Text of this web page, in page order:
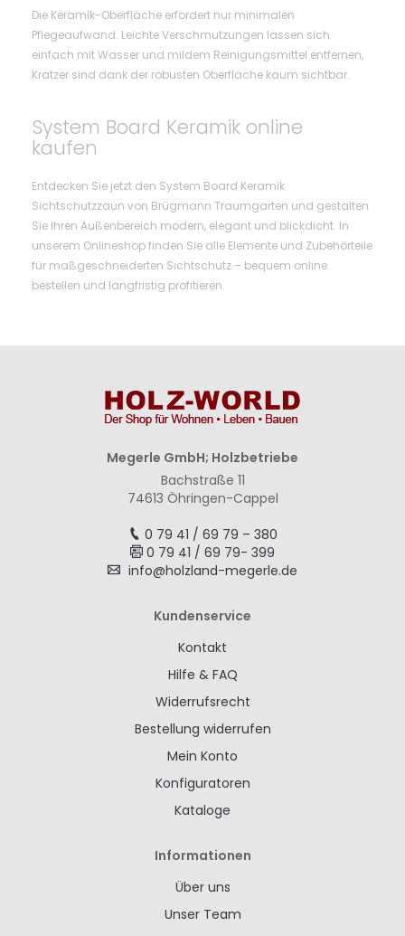
Die Keramik-Oberfläche erfordert nur minimalen
Pflegeaufwand. Leichte Verschmutzungen lassen sich
einfach mit Wasser und mildem Reinigungsmittel entfernen,
Kratzer sind dank der robusten Oberfläche kaum sichtbar.
System Board Keramik online
kaufen
Entdecken Sie jetzt den System Board Keramik
Sichtschutzzaun von Brügmann Traumgarten und gestalten
Sie Ihren Außenbereich modern, elegant und blickdicht. In
unserem Onlineshop finden Sie alle Elemente und Zubehörteile
für maßgeschneiderten Sichtschutz – bequem online
bestellen und langfristig profitieren.
Megerle GmbH; Holzbetriebe
Bachstraße 11
74613 Öhringen-Cappel
0 79 41 / 69 79 – 380
0 79 41 / 69 79- 399
info@holzland-megerle.de
Kundenservice
Kontakt
Hilfe & FAQ
Widerrufsrecht
Bestellung widerrufen
Mein Konto
Konfiguratoren
Kataloge
Informationen
Über uns
Unser Team